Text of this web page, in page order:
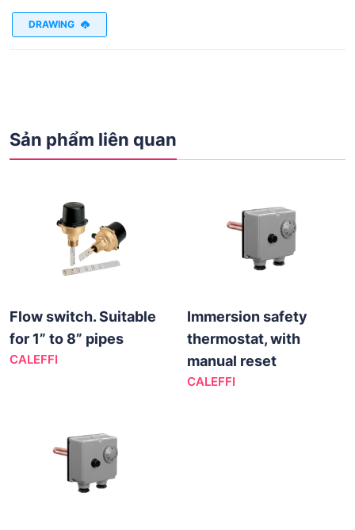
DRAWING
Sản phẩm liên quan
Flow switch. Suitable
for 1” to 8” pipes
CALEFFI
Immersion safety
thermostat, with
manual reset
CALEFFI